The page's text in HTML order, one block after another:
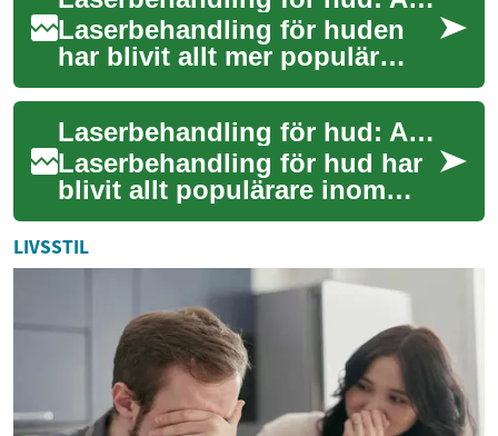
Laserbehandling för huden
har blivit allt mer populär
som en effektiv metod för att
förbättra hudens utseende
och häl...
Laserbehandling för hud: Allt du behöver veta
Laserbehandling för hud har
blivit allt populärare inom
skönhetsindustrin de senaste
åren. Denna avancerade
metod erb...
LIVSSTIL